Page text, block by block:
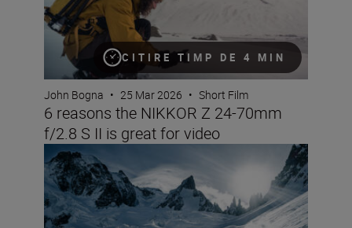
CITIRE TIMP DE 4 MIN
John Bogna • 25 Mar 2026 • Short Film
6 reasons the NIKKOR Z 24-70mm
f/2.8 S II is great for video
Mountain sports videographer Aurelie Gonin on